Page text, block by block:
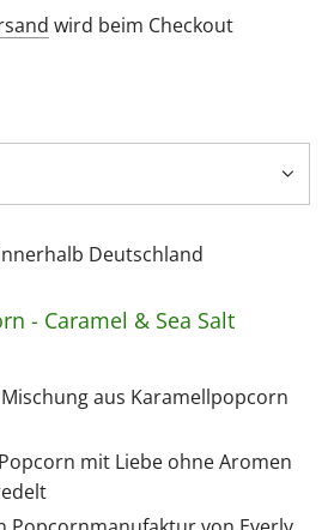
wird beim Checkout
Deutschland
- Caramel & Sea Salt
aus Karamellpopcorn
mit Liebe ohne Aromen